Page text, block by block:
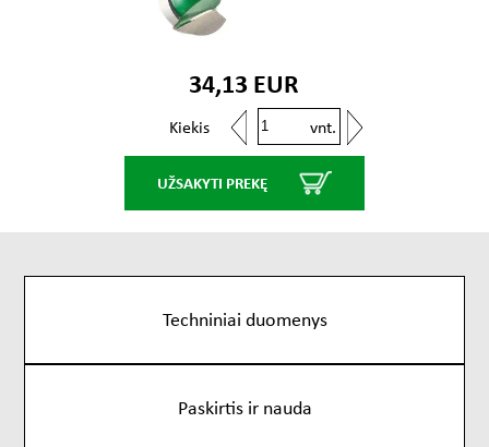
34,13 EUR
Kiekis vnt.
UŽSAKYTI PREKĘ
Techniniai duomenys
Paskirtis ir nauda